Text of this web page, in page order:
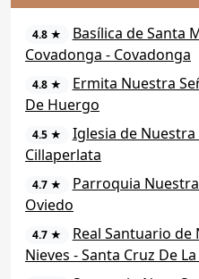
4.8 ★
Basílica de Santa
Covadonga - Covadonga
4.8 ★
Ermita Nuestra
De Huergo
4.5 ★
Iglesia de
Cillaperlata
4.7 ★
Parroquia
Oviedo
4.7 ★
Real Santuario de
Nieves - Santa Cruz De